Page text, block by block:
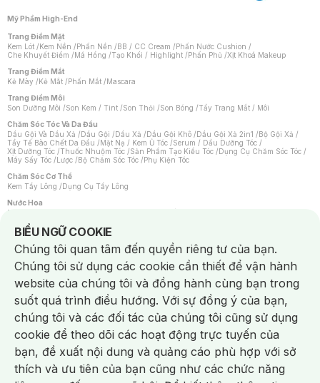
Mỹ Phẩm High-End
Trang Điểm Mặt
Kem Lót /Kem Nền /Phấn Nền /BB / CC Cream /Phấn Nước Cushion /
Che Khuyết Điểm /Má Hồng /Tạo Khối / Highlight /Phấn Phủ /Xịt Khoá Makeup
Trang Điểm Mắt
Kẻ Mày /Kẻ Mắt /Phấn Mắt /Mascara
Trang Điểm Môi
Son Dưỡng Môi /Son Kem / Tint /Son Thỏi /Son Bóng /Tẩy Trang Mắt / Môi
Chăm Sóc Tóc Và Da Đầu
Dầu Gội Và Dầu Xả /Dầu Gội /Dầu Xả /Dầu Gội Khô /Dầu Gội Xả 2in1 /Bộ Gội Xả /
Tẩy Tế Bào Chết Da Đầu /Mặt Nạ / Kem Ủ Tóc /Serum / Dầu Dưỡng Tóc /
Xịt Dưỡng Tóc /Thuốc Nhuộm Tóc /Sản Phẩm Tạo Kiểu Tóc /Dụng Cụ Chăm Sóc Tóc /
Máy Sấy Tóc /Lược /Bộ Chăm Sóc Tóc /Phụ Kiện Tóc
Chăm Sóc Cơ Thể
Kem Tẩy Lông /Dụng Cụ Tẩy Lông
Nước Hoa
Nước Hoa Nữ
Chăm Sóc Cá Nhân
Chống Muỗi /Khẩu Trang /Máy Massage/Mặt Nạ Xông Hơi /Nước Rửa Tay/
Sản Phẩm Chăm Sóc Khác /Bàn Chải Đánh Răng /Bàn Chải Điện/
Hỗ Trợ Trắng Răng/Kem Đánh Răng /Máy Tăm Nước/ Nước Súc Miệng/
Tăm / Chỉ Nha Khoa/ Xịt Thơm Miệng / Dung Dịch Vệ Sinh/Dưỡng Vùng Kín/
Khăn Ướt Vệ Sinh Vùng Kín/Băng Vệ Sinh/Tampon/Bọt Cạo Râu /Dao Cạo Râu/
Máy Cạo Râu
Vấn Đề Về Da
Da Dầu / Lỗ Chân Lông To/ Da Khô / Mất Nước/ Da Lão Hóa/ Da Mụn/
Da Nhạy Cảm / Kích Ứng
Da Xỉn Màu Thâm / Nám / Tàn Nhang
Quầng Thâm & Bọng Mắt /Sẹo /Viêm Da Cơ Địa
Dụng Cụ / Phụ Kiện Chăm Sóc Da
Bông Tẩy Trang
Khăn Lau Mặt Khô Dụng Cụ / Máy Rửa Mặt Máy Chăm Sóc Da
Dụng Cụ Chăm Sóc Khác
BIỂU NGỮ COOKIE
Notice about cookies usage
Chúng tôi quan tâm đến quyền riêng tư của bạn.
Chúng tôi sử dụng các cookie cần thiết để vận hành
website của chúng tôi và đồng hành cùng bạn trong
suốt quá trình điều hướng. Với sự đồng ý của bạn,
chúng tôi và các đối tác của chúng tôi cũng sử dụng
cookie để theo dõi các hoạt động trực tuyến của
bạn, đề xuất nội dung và quảng cáo phù hợp với sở
thích và ưu tiên của bạn cũng như các chức năng